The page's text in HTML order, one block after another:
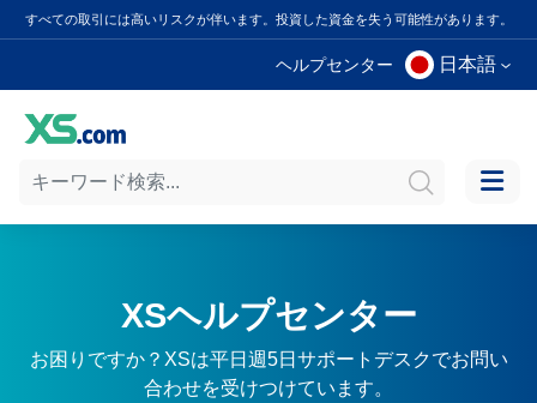
すべての取引には高いリスクが伴います。投資した資金を失う可能性があります。
ヘルプセンター 日本語
XSヘルプセンター
お困りですか？XSは平日週5日サポートデスクでお問い
合わせを受けつけています。